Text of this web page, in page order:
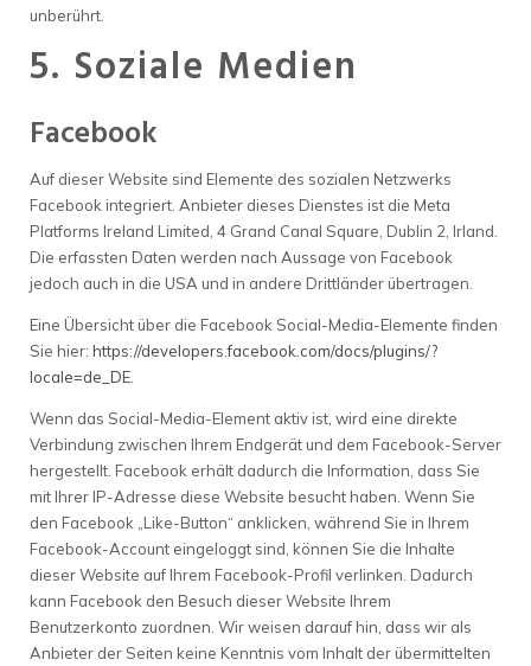
unberührt.
5. Soziale Medien
Facebook
Auf dieser Website sind Elemente des sozialen Netzwerks
Facebook integriert. Anbieter dieses Dienstes ist die Meta
Platforms Ireland Limited, 4 Grand Canal Square, Dublin 2, Irland.
Die erfassten Daten werden nach Aussage von Facebook
jedoch auch in die USA und in andere Drittländer übertragen.
Eine Übersicht über die Facebook Social-Media-Elemente finden
Sie hier: https://developers.facebook.com/docs/plugins/?
locale=de_DE
Wenn das Social-Media-Element aktiv ist, wird eine direkte
Verbindung zwischen Ihrem Endgerät und dem Facebook-Server
hergestellt. Facebook erhält dadurch die Information, dass Sie
mit Ihrer IP-Adresse diese Website besucht haben. Wenn Sie
den Facebook „Like-Button“ anklicken, während Sie in Ihrem
Facebook-Account eingeloggt sind, können Sie die Inhalte
dieser Website auf Ihrem Facebook-Profil verlinken. Dadurch
kann Facebook den Besuch dieser Website Ihrem
Benutzerkonto zuordnen. Wir weisen darauf hin, dass wir als
Anbieter der Seiten keine Kenntnis vom Inhalt der übermittelten